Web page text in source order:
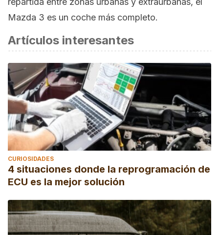
Mazda 3 es un coche más completo.
Artículos interesantes
CURIOSIDADES
4 situaciones donde la reprogramación de
ECU es la mejor solución